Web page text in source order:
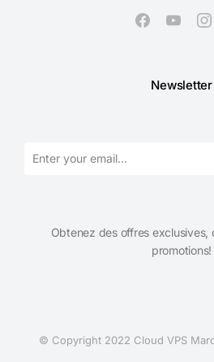
Newsletter
Obtenez des offres exclusives,
promotions!​
© Copyright 2022 Cloud VPS